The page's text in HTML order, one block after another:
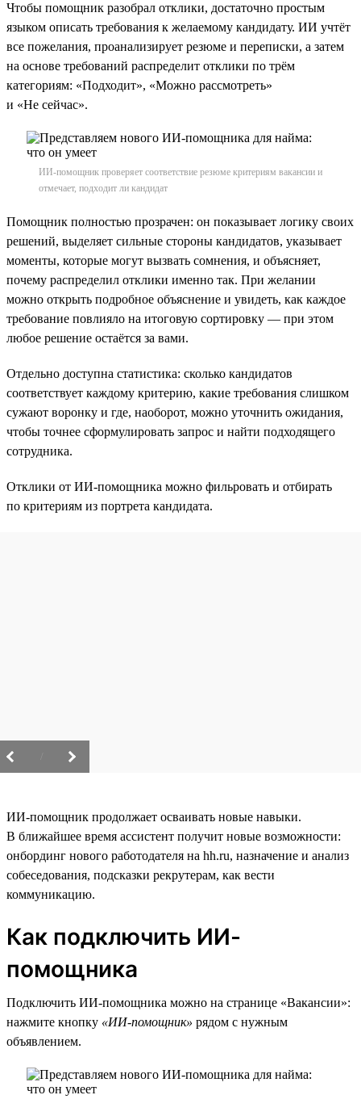
Чтобы помощник разобрал отклики, достаточно простым
языком описать требования к желаемому кандидату. ИИ учтёт
все пожелания, проанализирует резюме и переписки, а затем
на основе требований распределит отклики по трём
категориям: «Подходит», «Можно рассмотреть»
и «Не сейчас».
ИИ-помощник проверяет соответствие резюме критериям вакансии и
отмечает, подходит ли кандидат
Помощник полностью прозрачен: он показывает логику своих
решений, выделяет сильные стороны кандидатов, указывает
моменты, которые могут вызвать сомнения, и объясняет,
почему распределил отклики именно так. При желании
можно открыть подробное объяснение и увидеть, как каждое
требование повлияло на итоговую сортировку — при этом
любое решение остаётся за вами.
Отдельно доступна статистика: сколько кандидатов
соответствует каждому критерию, какие требования слишком
сужают воронку и где, наоборот, можно уточнить ожидания,
чтобы точнее сформулировать запрос и найти подходящего
сотрудника.
Отклики от ИИ-помощника можно фильровать и отбирать
по критериям из портрета кандидата.
ИИ-помощник продолжает осваивать новые навыки.
В ближайшее время ассистент получит новые возможности:
онбординг нового работодателя на hh.ru, назначение и анализ
собеседования, подсказки рекрутерам, как вести
коммуникацию.
Как подключить ИИ-
помощника
Подключить ИИ-помощника можно на странице «Вакансии»:
нажмите кнопку «ИИ-помощник» рядом с нужным
объявлением.